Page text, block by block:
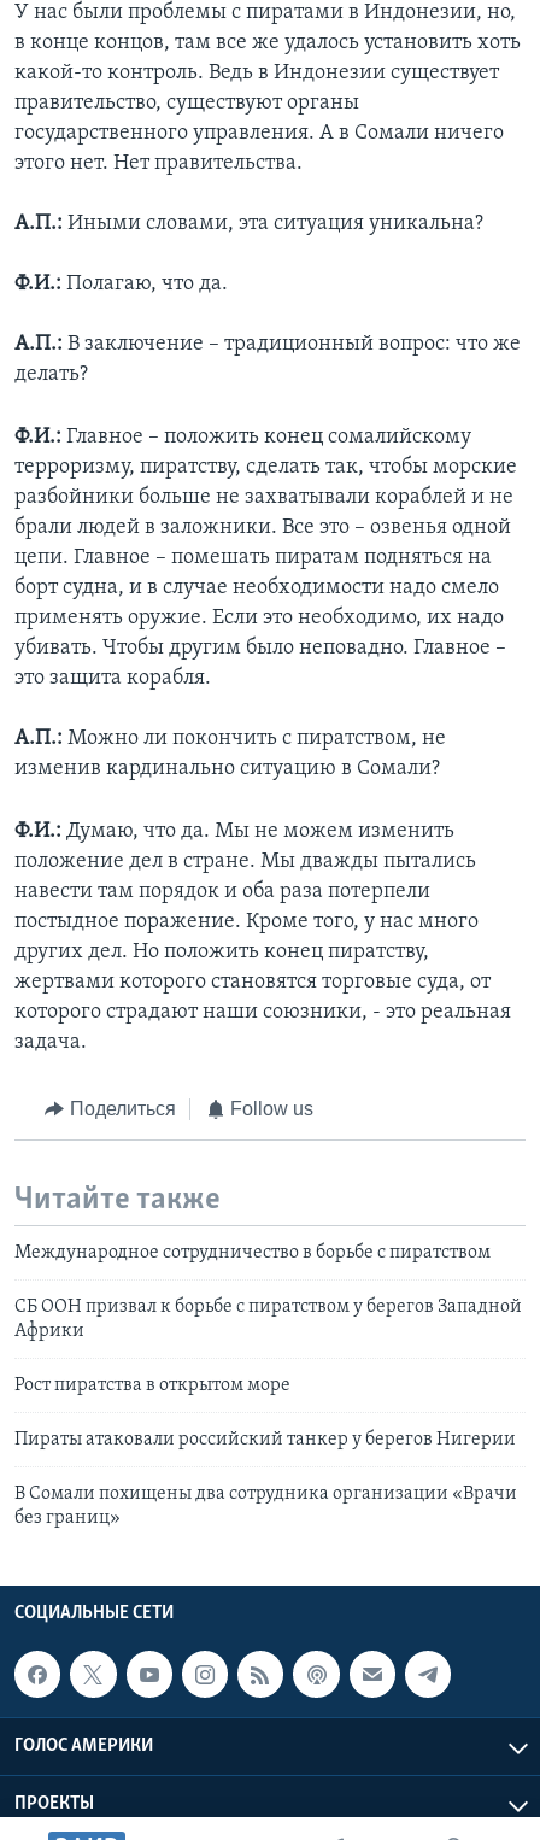
У нас были проблемы с пиратами в Индонезии, но,
в конце концов, там все же удалось установить хоть
какой-то контроль. Ведь в Индонезии существует
правительство, существуют органы
государственного управления. А в Сомали ничего
этого нет. Нет правительства.
А.П.: Иными словами, эта ситуация уникальна?
Ф.И.: Полагаю, что да.
А.П.: В заключение – традиционный вопрос: что же
делать?
Ф.И.: Главное – положить конец сомалийскому
терроризму, пиратству, сделать так, чтобы морские
разбойники больше не захватывали кораблей и не
брали людей в заложники. Все это – озвенья одной
цепи. Главное – помешать пиратам подняться на
борт судна, и в случае необходимости надо смело
применять оружие. Если это необходимо, их надо
убивать. Чтобы другим было неповадно. Главное –
это защита корабля.
А.П.: Можно ли покончить с пиратством, не
изменив кардинально ситуацию в Сомали?
Ф.И.: Думаю, что да. Мы не можем изменить
положение дел в стране. Мы дважды пытались
навести там порядок и оба раза потерпели
постыдное поражение. Кроме того, у нас много
других дел. Но положить конец пиратству,
жертвами которого становятся торговые суда, от
которого страдают наши союзники, - это реальная
задача.
Поделиться Follow us
Читайте также
Международное сотрудничество в борьбе с пиратством
СБ ООН призвал к борьбе с пиратством у берегов Западной
Африки
Рост пиратства в открытом море
Пираты атаковали российский танкер у берегов Нигерии
В Сомали похищены два сотрудника организации «Врачи
без границ»
СОЦИАЛЬНЫЕ СЕТИ
ГОЛОС АМЕРИКИ
ПРОЕКТЫ